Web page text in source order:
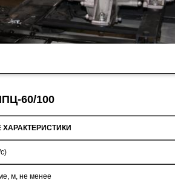
60/100
м, не менее